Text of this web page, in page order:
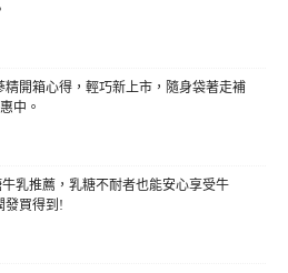
精開箱心得，輕巧新上市，隨身袋著走補
中。
乳推薦，乳糖不耐者也能安心享受牛
發買得到!